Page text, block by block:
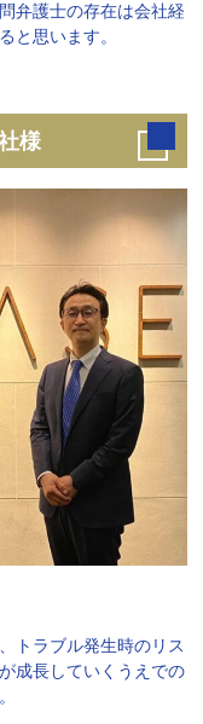
弁護士の存在は会社経
と思います。
様
トラブル発生時のリス
成長していくうえでの